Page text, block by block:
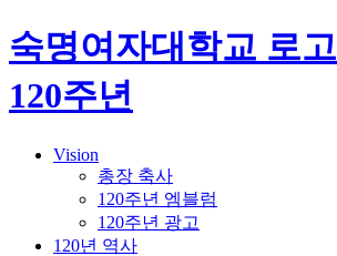
숙명여자대학교 로고
120주년
Vision
총장 축사
120주년 엠블럼
120주년 광고
120년 역사